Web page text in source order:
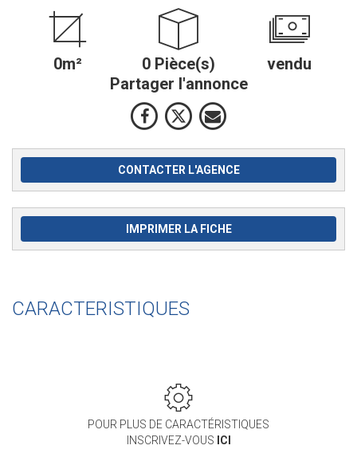
0m² 0 Pièce(s)
vendu
Partager l'annonce
CONTACTER L'AGENCE
IMPRIMER LA FICHE
CARACTERISTIQUES
POUR PLUS DE CARACTÉRISTIQUES
INSCRIVEZ-VOUS ICI